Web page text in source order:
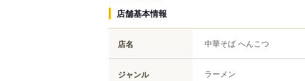
店舗基本情報
店名 中華そば へんこつ
ジャンル ラーメン